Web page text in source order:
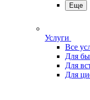
Еще
Услуги
Все
Для
Для
Для